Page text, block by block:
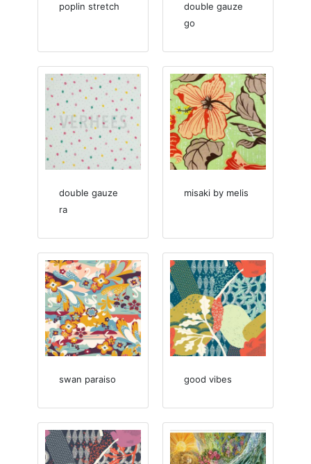
poplin stretch
double gauze
go
double gauze
ra
misaki by melis
swan paraiso good vibes